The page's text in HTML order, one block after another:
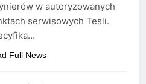
w autoryzowanych
serwisowych Tesli.
Full News